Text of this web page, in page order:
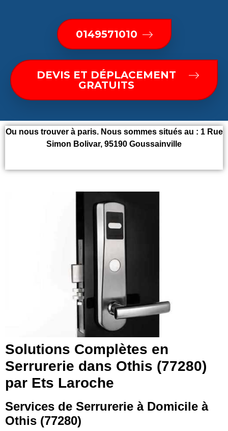
0149571010
DEVIS ET DÉPLACEMENT
GRATUITS
Ou nous trouver à paris. Nous sommes situés au : 1 Rue
Simon Bolivar, 95190 Goussainville
Solutions Complètes en
Serrurerie dans Othis (77280)
par Ets Laroche
Services de Serrurerie à Domicile à
Othis (77280)